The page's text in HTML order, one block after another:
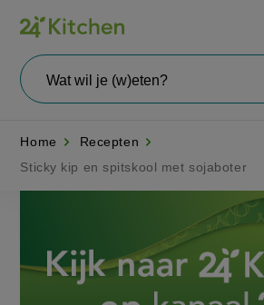
Overslaan
en
naar
de
wil
Home
Recepten
Sticky kip en spitskool met sojaboter